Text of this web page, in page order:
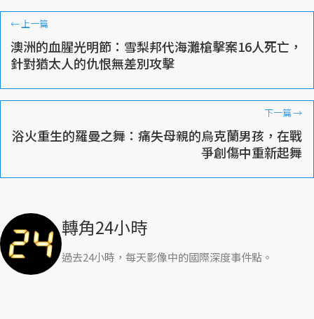
←上一篇
澳洲的血腥光明節：雪梨邦代海灘槍擊案16人死亡，
針對猶太人的仇恨無差別攻擊
下一篇→
浴火重生的羅曼之舞：痛失母親的烏克蘭男孩，在戰
爭創傷中重新起舞
轉角24小時
過去24小時，每天影像中的國際深度事件點。